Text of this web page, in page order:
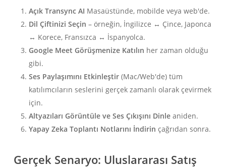
Açık Transync AI Masaüstünde, mobilde veya web'de.
Dil Çiftinizi Seçin – örneğin, İngilizce ↔ Çince, Japonca
↔ Korece, Fransızca ↔ İspanyolca.
Google Meet Görüşmenize Katılın her zaman olduğu
gibi.
Ses Paylaşımını Etkinleştir(Mac/Web'de) tüm
katılımcıların seslerini gerçek zamanlı olarak çevirmek
için.
Altyazıları Görüntüle ve Ses Çıkışını Dinleaniden.
Yapay Zeka Toplantı Notlarını İndirin çağrıdan sonra.
Gerçek Senaryo: Uluslararası Satış